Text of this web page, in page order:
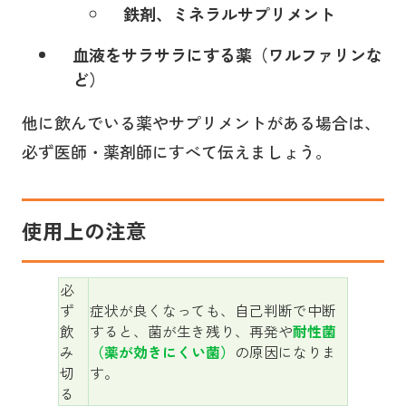
鉄剤、ミネラルサプリメント
血液をサラサラにする薬（ワルファリンな
ど）
他に飲んでいる薬やサプリメントがある場合は、
必ず医師・薬剤師にすべて伝えましょう。
使用上の注意
必
ず
飲
み
切
る
症状が良くなっても、自己判断で中断
すると、菌が生き残り、再発や耐性菌
（薬が効きにくい菌） の原因になりま
す。